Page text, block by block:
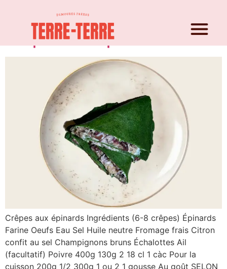
Crêpes aux épinards
Crêpes aux épinards Ingrédients (6-8 crêpes) Épinards
Farine Oeufs Eau Sel Huile neutre Fromage frais Citron
confit au sel Champignons bruns Échalottes Ail
(facultatif) Poivre 400g 130g 2 18 cl 1 càc Pour la
cuisson 200g 1/2 300g 1 ou 2 1 gousse Au goût SELON